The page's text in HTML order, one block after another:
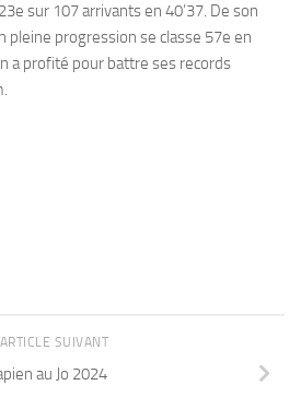
sur 107 arrivants en 40’37. De son
pleine progression se classe 57e en
a profité pour battre ses records
ARTICLE SUIVANT
au Jo 2024